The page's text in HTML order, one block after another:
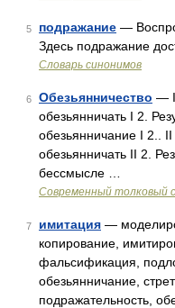
5 подражание —
Здесь подражание
Словарь синонимов
6 Обезьянничество — I
обезьянничать I 2.
обезьянничание I 2.. II
обезьянничать II 2.
бессмысле …
Современный толковый
7 имитация —
копирование,
фальсификация,
обезьянничание,
подражательность,